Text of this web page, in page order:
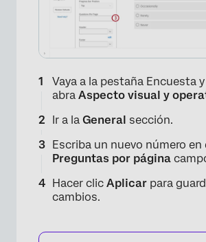
Vaya a la pestaña Encuesta y
abra Aspecto visual y
Ir a la General sección.
Escriba un nuevo número en
Preguntas por página
Hacer clic Aplicar para
cambios.